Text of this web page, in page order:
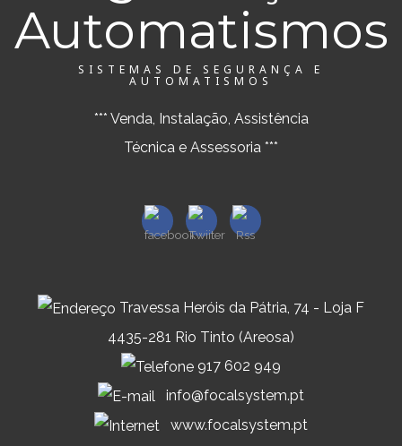
SISTEMAS DE SEGURANÇA E
AUTOMATISMOS
*** Venda, Instalação, Assistência
Técnica e Assessoria ***
Travessa Heróis da Pátria, 74 - Loja F
4435-281 Rio Tinto (Areosa)
917 602 949
info@focalsystem.pt
www.focalsystem.pt